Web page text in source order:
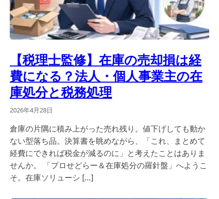
【税理士監修】在庫の売却損は経
費になる？法人・個人事業主の在
庫処分と税務処理
2026年4月28日
倉庫の片隅に積み上がった売れ残り。値下げしても動か
ない型落ち品。決算書を眺めながら、「これ、まとめて
経費にできれば税金が減るのに」と考えたことはありま
せんか。 「プロせどらー＆在庫処分の羅針盤」へようこ
そ。在庫ソリューシ […]